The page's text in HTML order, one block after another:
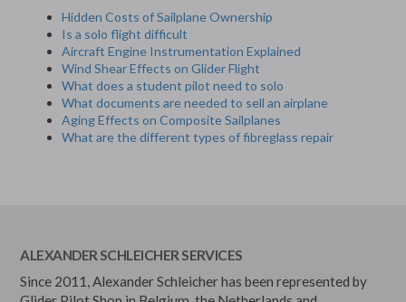
Hidden Costs of Sailplane Ownership
Is a solo flight difficult
Aircraft Engine Instrumentation Explained
Wind Shear Effects on Glider Flight
What does a student pilot need to solo
What documents are needed to sell an airplane
Aging Effects on Composite Sailplanes
What are the different types of fibreglass repair
ALEXANDER SCHLEICHER SERVICES
Since 2011, Alexander Schleicher has been represented by